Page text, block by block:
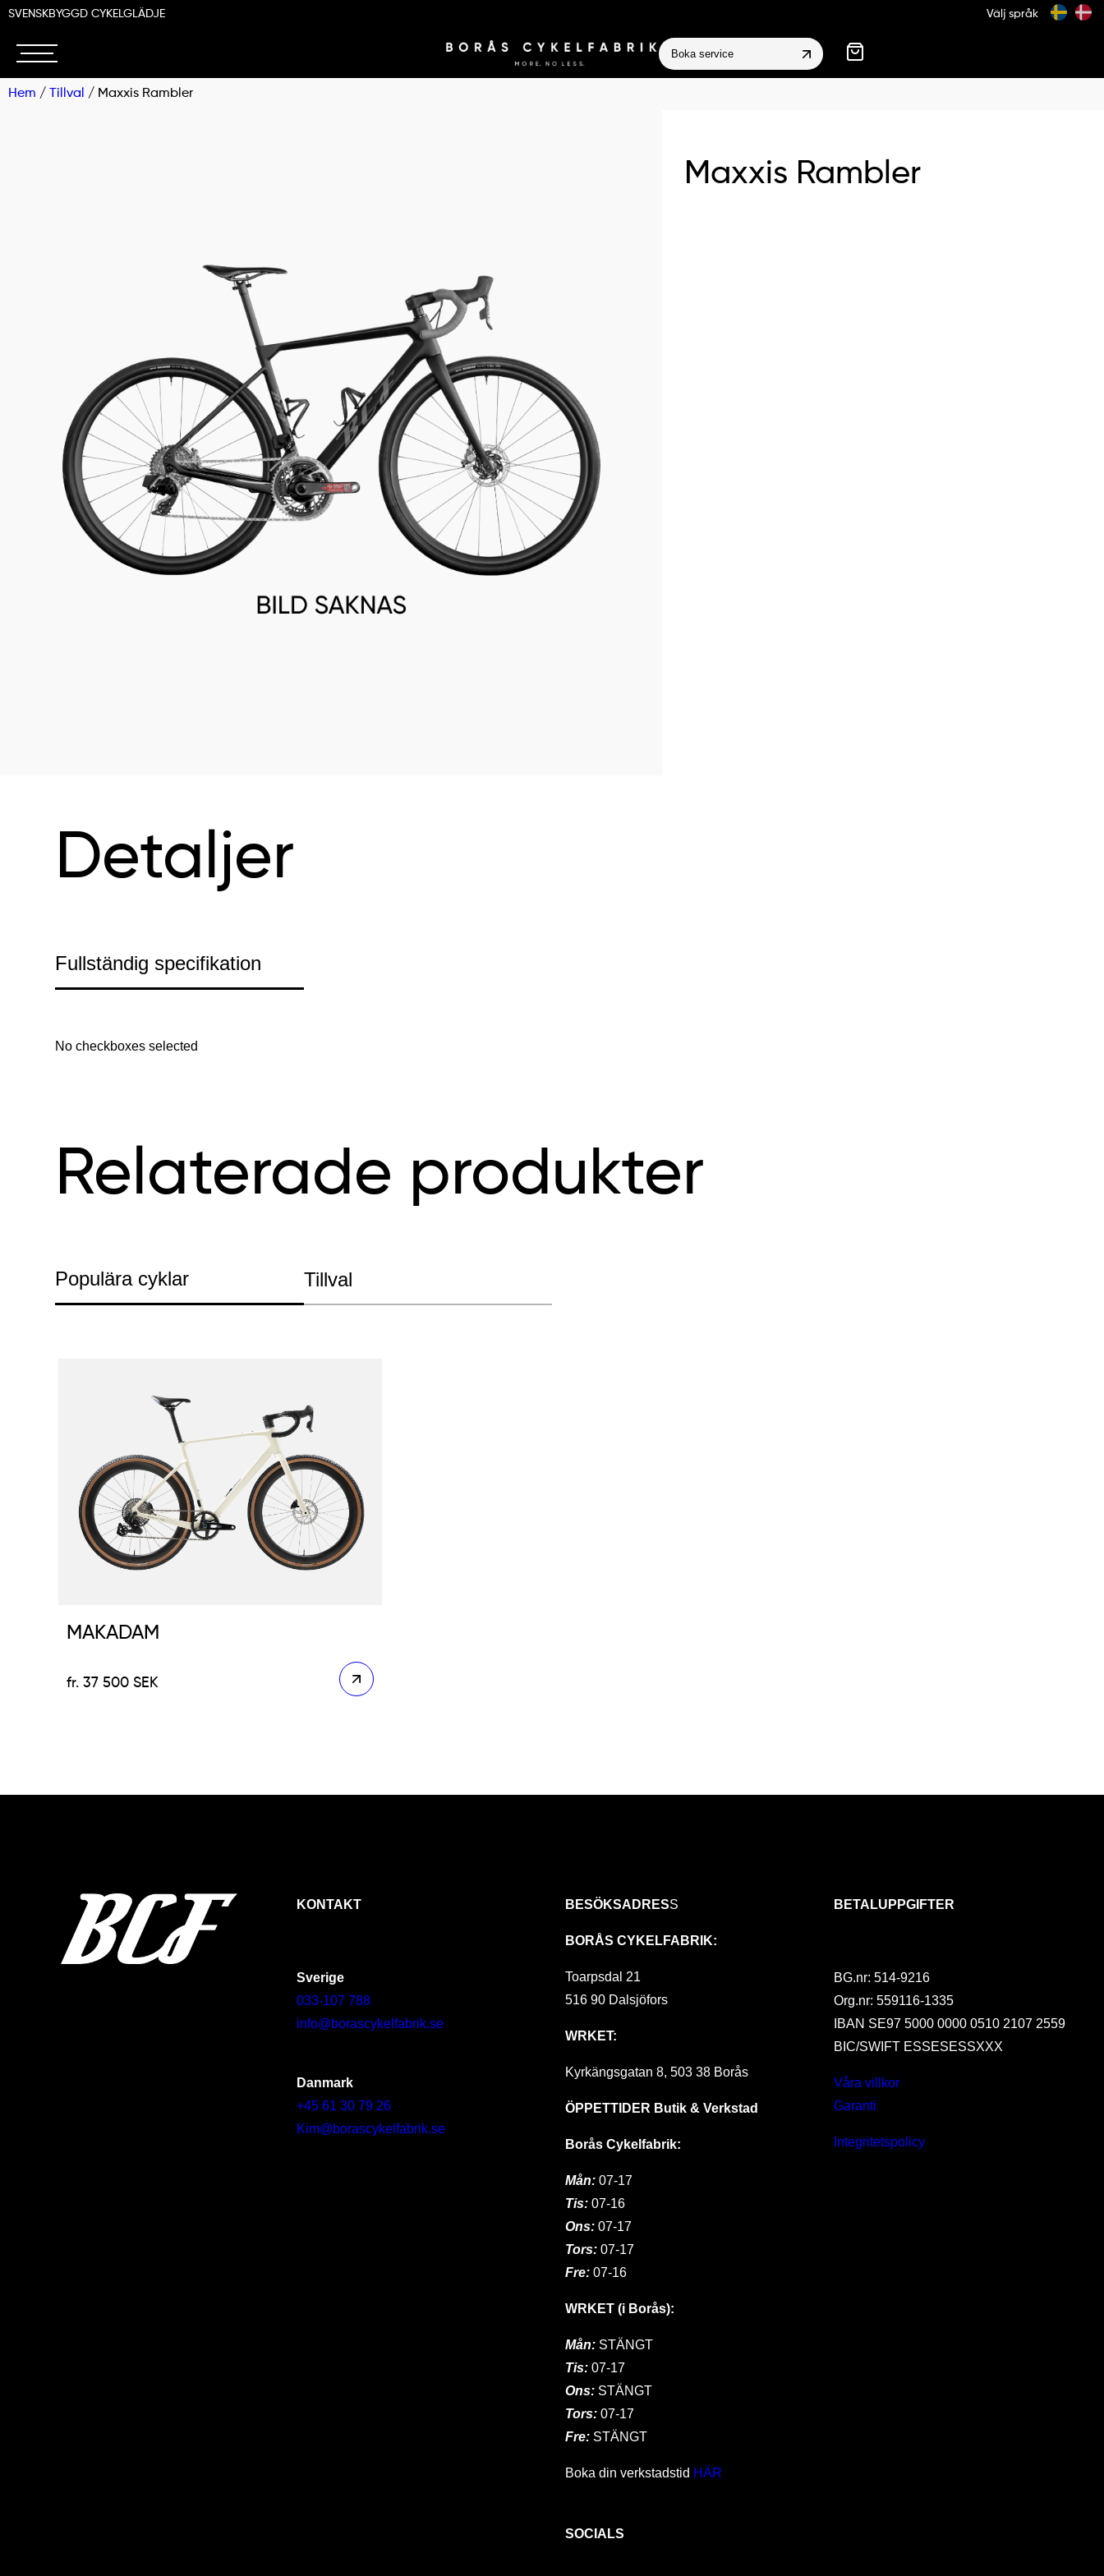
SVENSKBYGGD CYKELGLÄDJE Välj språk
Boka service
Hem / Tillval / Maxxis Rambler
Maxxis Rambler
Detaljer
Fullständig specifikation
No checkboxes selected
Relaterade produkter
Populära cyklar Tillval
MAKADAM
37 500SEK
KONTAKT
Sverige
033-107 788
info@borascykelfabrik.se
Danmark
+45 61 30 79 26
Kim@borascykelfabrik.se
BESÖKSADRESS
BORÅS CYKELFABRIK:
Toarpsdal 21
516 90 Dalsjöfors
WRKET:
Kyrkängsgatan 8, 503 38 Borås
ÖPPETTIDER Butik & Verkstad
Borås Cykelfabrik:
Mån: 07-17
Tis: 07-16
Ons:07-17
Tors: 07-17
Fre: 07-16
WRKET (i Borås):
Mån: STÄNGT
Tis: 07-17
Ons:STÄNGT
Tors: 07-17
Fre: STÄNGT
Boka din verkstadstid HÄR
SOCIALS
BETALUPPGIFTER
BG.nr: 514-9216
Org.nr: 559116-1335
IBAN SE97 5000 0000 0510 2107 2559
BIC/SWIFT ESSESESSXXX
Våra villkor
Garanti
Integritetspolicy